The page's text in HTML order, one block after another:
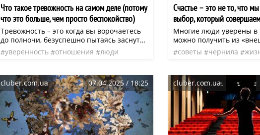
Что такое тревожность на самом деле (потому
что это больше, чем просто беспокойство)
Тревожность – это когда вы ворочаетесь
до полночи, безуспешно пытаясь заснуть.
Когда ваш мозг не может отключиться ни
на минуту. Это мысли, которые атакуют со
во снах и кошмарах.
уверенность отношения
люди
Счастье – это не то, что
выбор, который
Многие люди уверены в
можно получить из
источников, что его
красивой и эффектной
заработав кучу денег.
советы чернила
cluber.com.ua 07.04.2025 / 18:25 cluber.com.ua